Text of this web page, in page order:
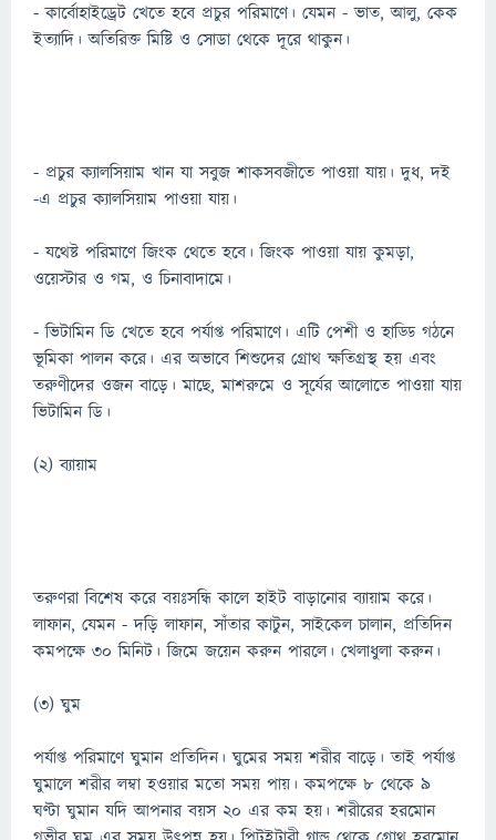
- কার্বোহাইড্রেট খেতে হবে প্রচুর পরিমাণে। যেমন - ভাত, আলু, কেক
ইত্যাদি। অতিরিক্ত মিষ্টি ও সোডা থেকে দূরে থাকুন।
- প্রচুর ক্যালসিয়াম খান যা সবুজ শাকসবজীতে পাওয়া যায়। দুধ, দই
-এ প্রচুর ক্যালসিয়াম পাওয়া যায়।
- যথেষ্ট পরিমাণে জিংক থেতে হবে। জিংক পাওয়া যায় কুমড়া,
ওয়েস্টার ও গম, ও চিনাবাদামে।
- ভিটামিন ডি খেতে হবে পর্যাপ্ত পরিমাণে। এটি পেশী ও হাড্ডি গঠনে
ভূমিকা পালন করে। এর অভাবে শিশুদের গ্রোথ ক্ষতিগ্রস্থ হয় এবং
তরুণীদের ওজন বাড়ে। মাছে, মাশরুমে ও সূর্যের আলোতে পাওয়া যায়
ভিটামিন ডি।
(২) ব্যায়াম
তরুণরা বিশেষ করে বয়ঃসন্ধি কালে হাইট বাড়ানোর ব্যায়াম করে।
লাফান, যেমন - দড়ি লাফান, সাঁতার কাটুন, সাইকেল চালান, প্রতিদিন
কমপক্ষে ৩০ মিনিট। জিমে জয়েন করুন পারলে। খেলাধুলা করুন।
(৩) ঘুম
পর্যাপ্ত পরিমাণে ঘুমান প্রতিদিন। ঘুমের সময় শরীর বাড়ে। তাই পর্যাপ্ত
ঘুমালে শরীর লম্বা হওয়ার মতো সময় পায়। কমপক্ষে ৮ থেকে ৯
ঘণ্টা ঘুমান যদি আপনার বয়স ২০ এর কম হয়। শরীরের হরমোন